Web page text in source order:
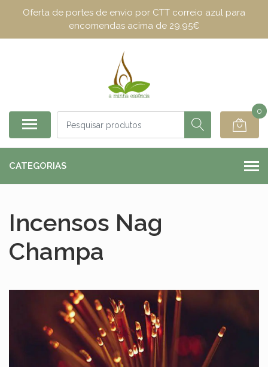
Oferta de portes de envio por CTT correio azul para
encomendas acima de 29.95€
0
CATEGORIAS
Incensos Nag
Champa